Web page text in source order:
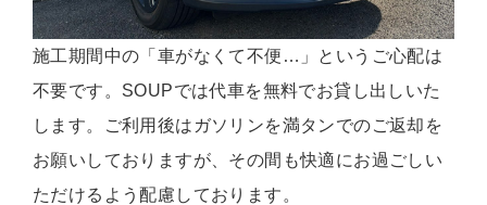
施工期間中の「車がなくて不便…」というご心配は
不要です。SOUPでは代車を無料でお貸し出しいた
します。ご利用後はガソリンを満タンでのご返却を
お願いしておりますが、その間も快適にお過ごしい
ただけるよう配慮しております。